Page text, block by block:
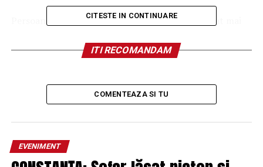
Persoanele care au consumat produsul mentionat mai
de cap, sunt rugate să consulte medicul și să raporteze
Femeile gravide, persoanele cu imunitate scăzută,
precum și cele în vârstă trebuie să acorde o atenție
incubație de până la opt săptămâni.
CITESTE IN CONTINUARE
ITI RECOMANDAM
COMENTEAZA SI TU
EVENIMENT